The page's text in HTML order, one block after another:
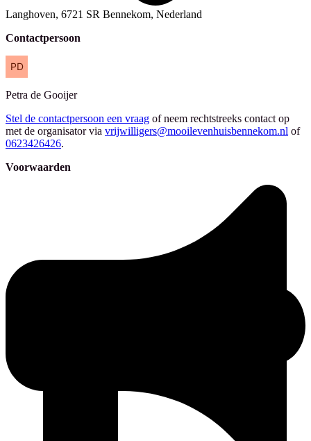
Langhoven, 6721 SR Bennekom, Nederland
Contactpersoon
Petra de Gooijer
Stel de contactpersoon een vraag of neem rechtstreeks contact op
met de organisator via vrijwilligers@mooilevenhuisbennekom.nl of
0623426426.
Voorwaarden